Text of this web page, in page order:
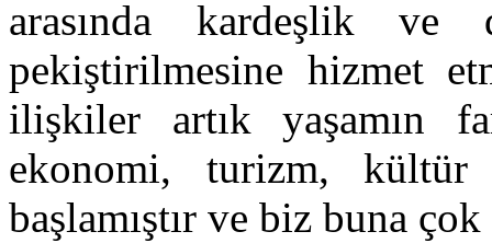
arasında kardeşlik
pekiştirilmesine hizmet
ilişkiler artık yaşamın
ekonomi, turizm, kültür
başlamıştır ve biz buna